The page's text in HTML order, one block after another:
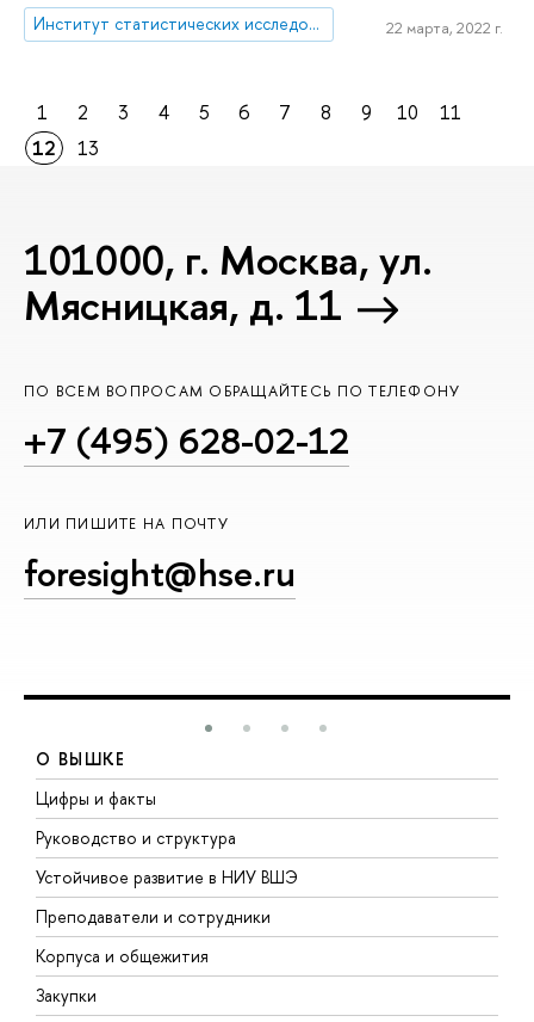
Институт статистических исследований и экономики знаний
22 марта, 2022 г.
1 2 3 4 5 6 7 8 9 10
11
12
13
101000, г. Москва, ул.
Мясницкая, д. 11
ПО ВСЕМ ВОПРОСАМ ОБРАЩАЙТЕСЬ ПО ТЕЛЕФОНУ
+7 (495) 628-02-12
ИЛИ ПИШИТЕ НА ПОЧТУ
foresight@hse.ru
О ВЫШКЕ
Цифры и факты
Руководство и структура
Устойчивое развитие в НИУ ВШЭ
Преподаватели и сотрудники
Корпуса и общежития
Закупки